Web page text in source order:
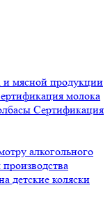
и мясной продукции
молока
Сертификация
алкогольного
детские коляски